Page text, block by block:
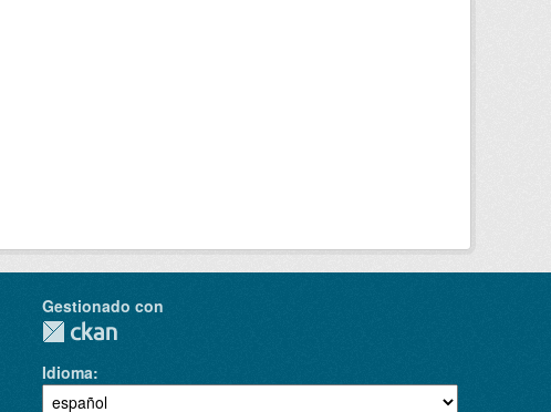
Gestionado con
Idioma